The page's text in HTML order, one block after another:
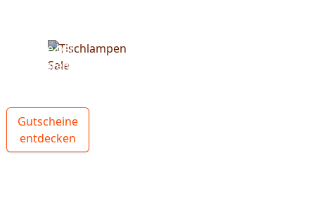
Spare bei
unseren
Gutscheine
entdecken